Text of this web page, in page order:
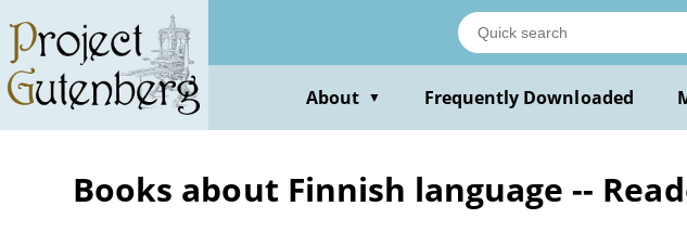
main
content
About ▼ Frequently Downloaded
Books about Finnish language --